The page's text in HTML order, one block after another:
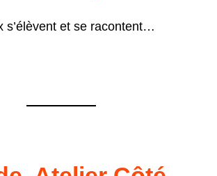
s’élèvent et se racontent…